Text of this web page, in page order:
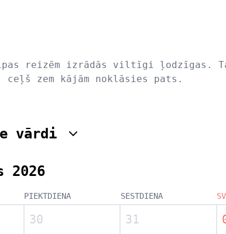
reizēm izrādās viltīgi ļodzīgas.
zem kājām noklāsies pats.
vārdi
2026
PIEKTDIENA SESTDIENA
30 31